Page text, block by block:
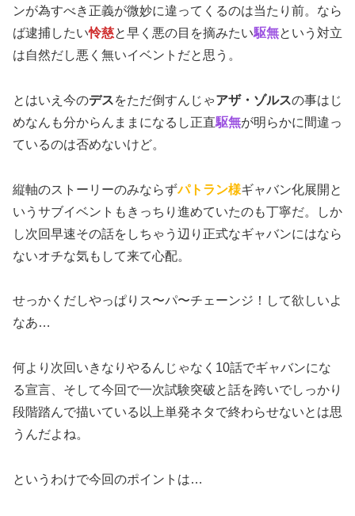
ンが為すべき正義が微妙に違ってくるのは当たり前。なら
ば逮捕したい怜慈と早く悪の目を摘みたい駆無という対立
は自然だし悪く無いイベントだと思う。
とはいえ今のデスをただ倒すんじゃアザ・ゾルスの事はじ
めなんも分からんままになるし正直駆無が明らかに間違っ
ているのは否めないけど。
縦軸のストーリーのみならずパトラン様ギャバン化展開と
いうサブイベントもきっちり進めていたのも丁寧だ。しか
し次回早速その話をしちゃう辺り正式なギャバンにはなら
ないオチな気もして来て心配。
せっかくだしやっぱりス〜パ〜チェーンジ！して欲しいよ
なあ…
何より次回いきなりやるんじゃなく10話でギャバンにな
る宣言、そして今回で一次試験突破と話を跨いでしっかり
段階踏んで描いている以上単発ネタで終わらせないとは思
うんだよね。
というわけで今回のポイントは…